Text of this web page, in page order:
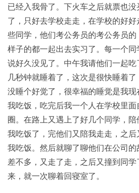
已经入我骨了。下火车之后就票也
了，只好去学校走走，在学校的好
些同学，他们考公务员的考公务员
样子的都一起出去实习了。每一个
说好久没见了。中午我请他们一起
几秒钟就睡着了，这次是很快睡着
没睡个好觉了，很幸福的睡觉是我
我吃饭，吃完后我一个人在学校里
圈。在路上又遇上了好几个同学，
我吃饭了，完他们又陪我走走，之
我吃饭。然后就聊了聊他们在公司
差不多，又走了走，之后又撞到同
来，就一次聊着回寝室了。